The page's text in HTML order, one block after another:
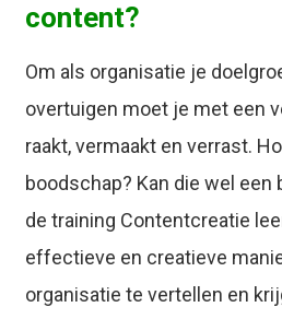
content?
Om als organisatie je
overtuigen moet je met een
raakt, vermaakt en verrast.
boodschap? Kan die wel een
de training Contentcreatie
effectieve en creatieve
organisatie te vertellen en